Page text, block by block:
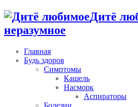
Дитё
неразумное
Главная
Будь здоров
Симптомы
Кашель
Насморк
Аспираторы
Болезни